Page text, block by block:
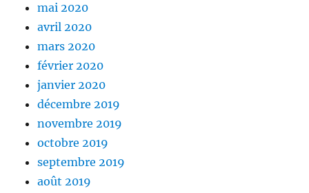
mai 2020
avril 2020
mars 2020
février 2020
janvier 2020
décembre 2019
novembre 2019
octobre 2019
septembre 2019
août 2019